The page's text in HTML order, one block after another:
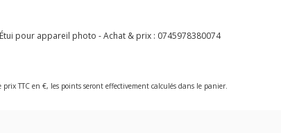
pour appareil photo - Achat & prix : 0745978380074
TTC en €, les points seront effectivement calculés dans le panier.